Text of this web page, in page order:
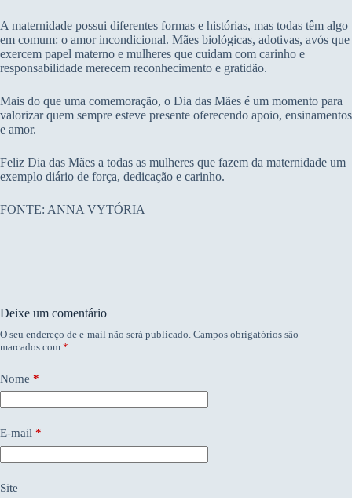
A maternidade possui diferentes formas e histórias, mas todas têm algo
em comum: o amor incondicional. Mães biológicas, adotivas, avós que
exercem papel materno e mulheres que cuidam com carinho e
responsabilidade merecem reconhecimento e gratidão.
Mais do que uma comemoração, o Dia das Mães é um momento para
valorizar quem sempre esteve presente oferecendo apoio, ensinamentos
e amor.
Feliz Dia das Mães a todas as mulheres que fazem da maternidade um
exemplo diário de força, dedicação e carinho.
FONTE: ANNA VYTÓRIA
Deixe um comentário
O seu endereço de e-mail não será publicado. Campos obrigatórios são
marcados com *
Nome *
E-mail *
Site